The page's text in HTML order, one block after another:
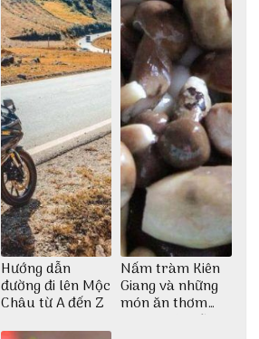
Hướng dẫn
đường đi lên Mộc
Châu từ A đến Z
Nấm tràm Kiên
Giang và những
món ăn thơm
ngon khó cưỡng